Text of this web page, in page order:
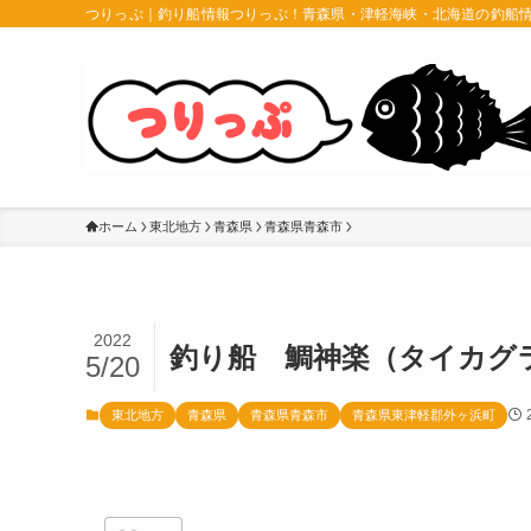
つりっぷ｜釣り船情報つりっぷ！青森県・津軽海峡・北海道の釣船
ホーム 東北地方 青森県 青森県青森市
釣り船 鯛神楽（タイカグ
2022
5/20
東北地方 青森県 青森県青森市 青森県東津軽郡外ヶ浜町